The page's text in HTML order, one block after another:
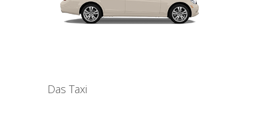
Das Taxi